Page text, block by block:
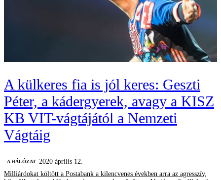
A külkeres fia is jól keres: Geszti
Péter, a kádergyerek, avagy a KISZ
KB VIT-vágtájától a Nemzeti
Vágtáig
A HÁLÓZAT 2020 április 12.
Milliárdokat költött a Postabank a kilencvenes években arra az agresszív,